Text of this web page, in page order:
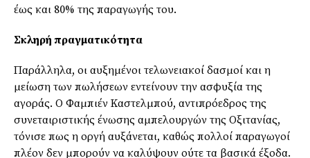
έως και 80% της παραγωγής του.
Σκληρή πραγματικότητα
Παράλληλα, οι αυξημένοι τελωνειακοί δασμοί και η
μείωση των πωλήσεων εντείνουν την ασφυξία της
αγοράς. Ο Φαμπιέν Καστελμπού, αντιπρόεδρος της
συνεταιριστικής ένωσης αμπελουργών της Οξιτανίας,
τόνισε πως η οργή αυξάνεται, καθώς πολλοί παραγωγοί
πλέον δεν μπορούν να καλύψουν ούτε τα βασικά έξοδα.